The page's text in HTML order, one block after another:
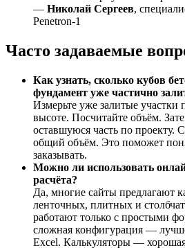
— Николай Сергеев,
Penetron-1
Часто задаваемые
Как узнать, сколько кубов
фундамент уже частично
Измерьте уже залитые
высоте. Посчитайте объём.
оставшуюся часть по проекту.
общий объём. Это поможет
заказывать.
Можно ли использовать
расчёта?
Да, многие сайты предлагают
ленточных, плитных и
работают только с простыми
сложная конфигурация —
Excel. Калькуляторы —